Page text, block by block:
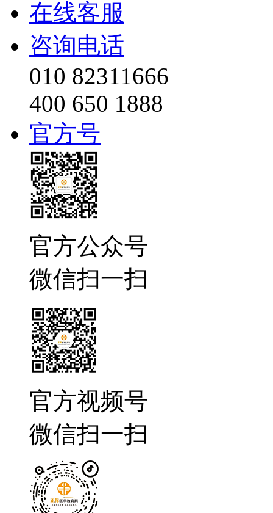
在线客服
咨询电话
010 82311666
400 650 1888
官方号
官方公众号
微信扫一扫
官方视频号
微信扫一扫